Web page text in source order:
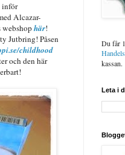
inför
Alcazar-
här!
Jutbring! Påsen
childhood
och den här
Du får
kassan.
Leta i